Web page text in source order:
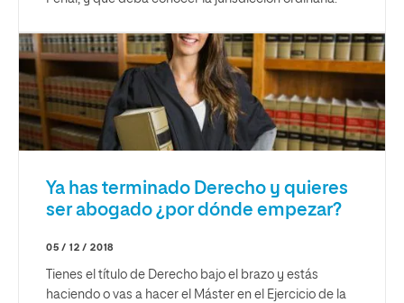
Ya has terminado Derecho y quieres
ser abogado ¿por dónde empezar?
05 / 12 / 2018
Tienes el título de Derecho bajo el brazo y estás
haciendo o vas a hacer el Máster en el Ejercicio de la